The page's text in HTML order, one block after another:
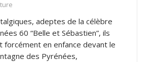
adeptes de la célèbre
60 “Belle et Sébastien”, ils
en enfance devant le
des Pyrénées,